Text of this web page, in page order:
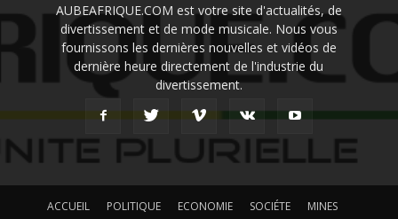
AUBEAFRIQUE.COM est votre site d'actualités, de
divertissement et de mode musicale. Nous vous
fournissons les dernières nouvelles et vidéos de
dernière heure directement de l'industrie du
divertissement.
ACCUEIL POLITIQUE ECONOMIE SOCIÉTE
MINES